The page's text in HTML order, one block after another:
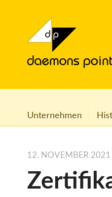
Unternehmen
12. NOVEMBER 2021